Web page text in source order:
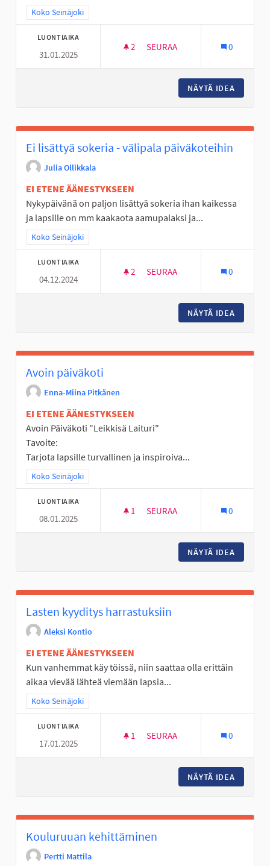
Rajaa tulokset teeman mukaan: Koko Seinäjoki
Koko Seinäjoki
LUONTIAIKA
31.01.2025
2 2 SEURAAJAA
SEURAA 0
NÄYTÄ IDEA
Ei lisättyä sokeria - välipala päiväkoteihin
Julia Ollikkala
EI ETENE ÄÄNESTYKSEEN
Nykypäivänä on paljon lisättyä sokeria ihan kaikessa
ja lapsille on mm kaakaota aamupalaksi ja...
Rajaa tulokset teeman mukaan: Koko Seinäjoki
Koko Seinäjoki
LUONTIAIKA
04.12.2024
2 2 SEURAAJAA
SEURAA 0
NÄYTÄ IDEA
Avoin päiväkoti
Enna-Miina Pitkänen
EI ETENE ÄÄNESTYKSEEN
Avoin Päiväkoti "Leikkisä Laituri"
Tavoite:
Tarjota lapsille turvallinen ja inspiroiva...
Rajaa tulokset teeman mukaan: Koko Seinäjoki
Koko Seinäjoki
LUONTIAIKA
08.01.2025
1 1 SEURAAJA
SEURAA 0
NÄYTÄ IDEA
Lasten kyyditys harrastuksiin
Aleksi Kontio
EI ETENE ÄÄNESTYKSEEN
Kun vanhemmat käy töissä, niin saattaa olla erittäin
aikaa vievää lähteä viemään lapsia...
Rajaa tulokset teeman mukaan: Koko Seinäjoki
Koko Seinäjoki
LUONTIAIKA
17.01.2025
1 1 SEURAAJA
SEURAA 0
NÄYTÄ IDEA
Kouluruuan kehittäminen
Pertti Mattila